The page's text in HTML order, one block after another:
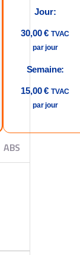
Jour:
30,00 € TVAC
par jour
Semaine:
15,00 € TVAC
par jour
ABS